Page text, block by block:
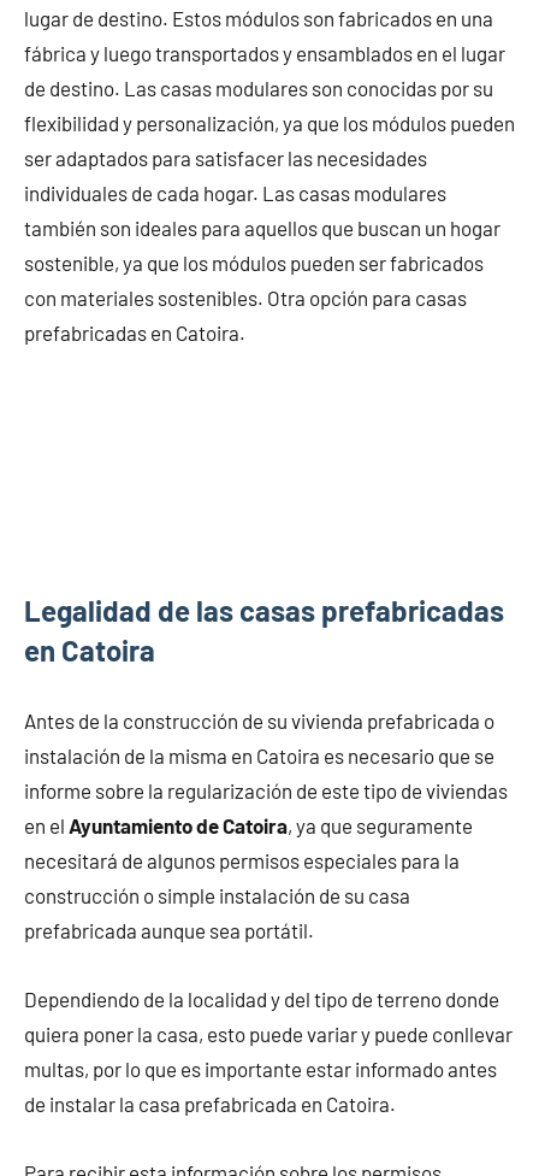
lugar de destino. Estos módulos son fabricados en una
fábrica y luego transportados y ensamblados en el lugar
de destino. Las casas modulares son conocidas por su
flexibilidad y personalización, ya que los módulos pueden
ser adaptados para satisfacer las necesidades
individuales de cada hogar. Las casas modulares
también son ideales para aquellos que buscan un hogar
sostenible, ya que los módulos pueden ser fabricados
con materiales sostenibles. Otra opción para casas
prefabricadas en Catoira.
Legalidad de las casas prefabricadas
en Catoira
Antes de la construcción de su vivienda prefabricada o
instalación de la misma en Catoira es necesario que se
informe sobre la regularización de este tipo de viviendas
en el Ayuntamiento de Catoira, ya que seguramente
necesitará de algunos permisos especiales para la
construcción o simple instalación de su casa
prefabricada aunque sea portátil.
Dependiendo de la localidad y del tipo de terreno donde
quiera poner la casa, esto puede variar y puede conllevar
multas, por lo que es importante estar informado antes
de instalar la casa prefabricada en Catoira.